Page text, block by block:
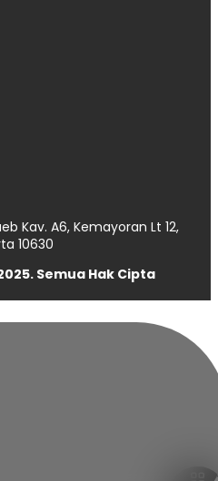
Kav. A6, Kemayoran Lt 12,
10630
Semua Hak Cipta